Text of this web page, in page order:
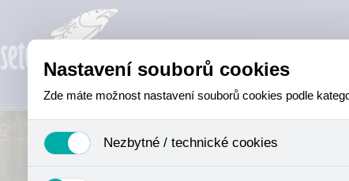
Nastavení souborů cookies
Zde máte možnost nastavení souborů cookies podle
Nezbytné / technické cookies